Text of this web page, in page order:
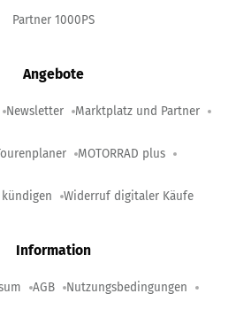
Partner 1000PS
Angebote
Newsletter Marktplatz und Partner
MOTORRAD plus
Widerruf digitaler Käufe
Information
AGB Nutzungsbedingungen